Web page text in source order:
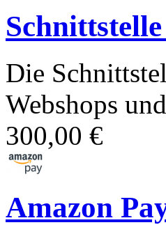
Die
Webshops
300,00 €
Amazon